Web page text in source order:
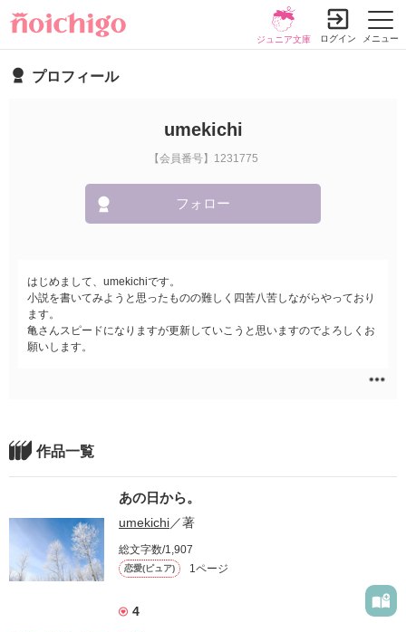
メニュー
ジュニア文庫 ログイン
プロフィール
umekichi
【会員番号】1231775
フォロー
はじめまして、umekichiです。
小説を書いてみようと思ったものの難しく四苦八苦しながらやっており
ます。
亀さんスピードになりますが更新していこうと思いますのでよろしくお
願いします。
作品一覧
あの日から。
umekichi／著
総文字数/1,907
恋愛(ピュア) 1ページ
4